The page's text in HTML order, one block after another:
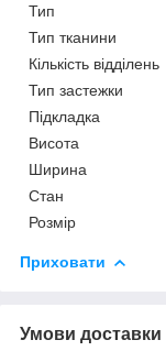
Тип
Тип тканини
Кількість відділень
Тип застежки
Підкладка
Висота
Ширина
Стан
Розмір
Приховати
Умови доставки